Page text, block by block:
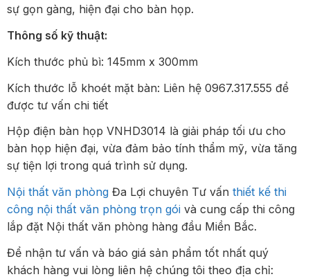
sự gọn gàng, hiện đại cho bàn họp.
Thông số kỹ thuật:
Kích thước phủ bì: 145mm x 300mm
Kích thước lỗ khoét mặt bàn: Liên hệ 0967.317.555 để
được tư vấn chi tiết
Hộp điện bàn họp VNHD3014 là giải pháp tối ưu cho
bàn họp hiện đại, vừa đảm bảo tính thẩm mỹ, vừa tăng
sự tiện lợi trong quá trình sử dụng.
Nội thất văn phòng Đa Lợi chuyên Tư vấn thiết kế thi
công nội thất văn phòng trọn gói và cung cấp thi công
lắp đặt Nội thất văn phòng hàng đầu Miền Bắc.
Để nhận tư vấn và báo giá sản phẩm tốt nhất quý
khách hàng vui lòng liên hệ chúng tôi theo địa chỉ: